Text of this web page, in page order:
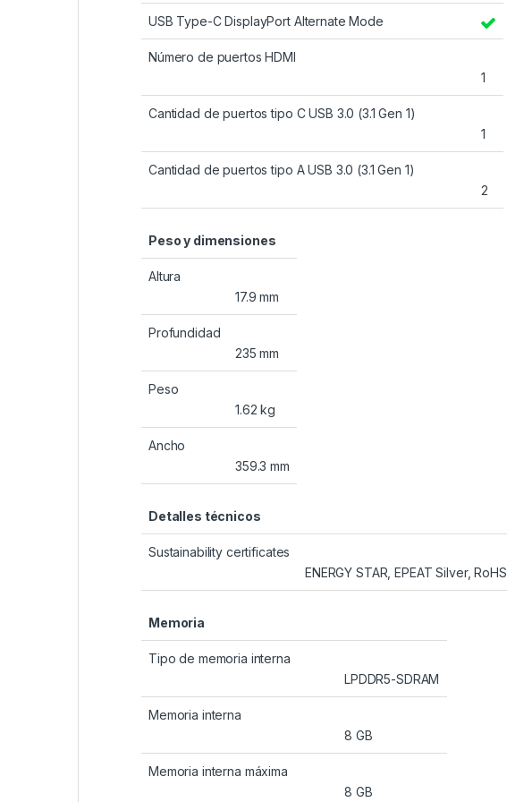
USB Type-C DisplayPort Alternate Mode
Número de puertos HDMI
1
Cantidad de puertos tipo C USB 3.0 (3.1 Gen 1)
1
Cantidad de puertos tipo A USB 3.0 (3.1 Gen 1)
2
Peso y dimensiones
Altura
17.9 mm
Profundidad
235 mm
Peso
1.62 kg
Ancho
359.3 mm
Detalles técnicos
Sustainability certificates
ENERGY STAR, EPEAT Silver, RoHS
Memoria
Tipo de memoria interna
LPDDR5-SDRAM
Memoria interna
8 GB
Memoria interna máxima
8 GB